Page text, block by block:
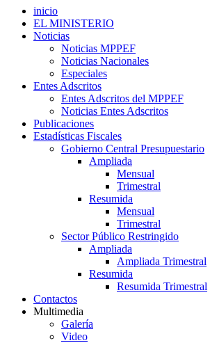
inicio
EL MINISTERIO
Noticias
Noticias MPPEF
Noticias Nacionales
Especiales
Entes Adscritos
Entes Adscritos del MPPEF
Noticias Entes Adscritos
Publicaciones
Estadísticas Fiscales
Gobierno Central Presupuestario
Ampliada
Mensual
Trimestral
Resumida
Mensual
Trimestral
Sector Público Restringido
Ampliada
Ampliada Trimestral
Resumida
Resumida Trimestral
Contactos
Multimedia
Galería
Video